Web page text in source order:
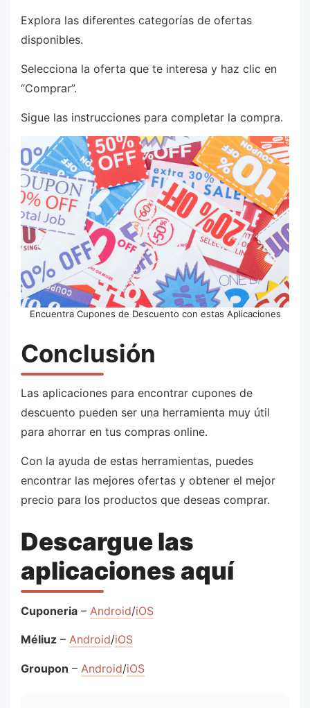
Explora las diferentes categorías de ofertas
disponibles.
Selecciona la oferta que te interesa y haz clic en
“Comprar”.
Sigue las instrucciones para completar la compra.
Encuentra Cupones de Descuento con estas Aplicaciones
Conclusión
Las aplicaciones para encontrar cupones de
descuento pueden ser una herramienta muy útil
para ahorrar en tus compras online.
Con la ayuda de estas herramientas, puedes
encontrar las mejores ofertas y obtener el mejor
precio para los productos que deseas comprar.
Descargue las
aplicaciones aquí
Cuponeria – Android/iOS
Méliuz – Android/iOS
Groupon – Android/iOS